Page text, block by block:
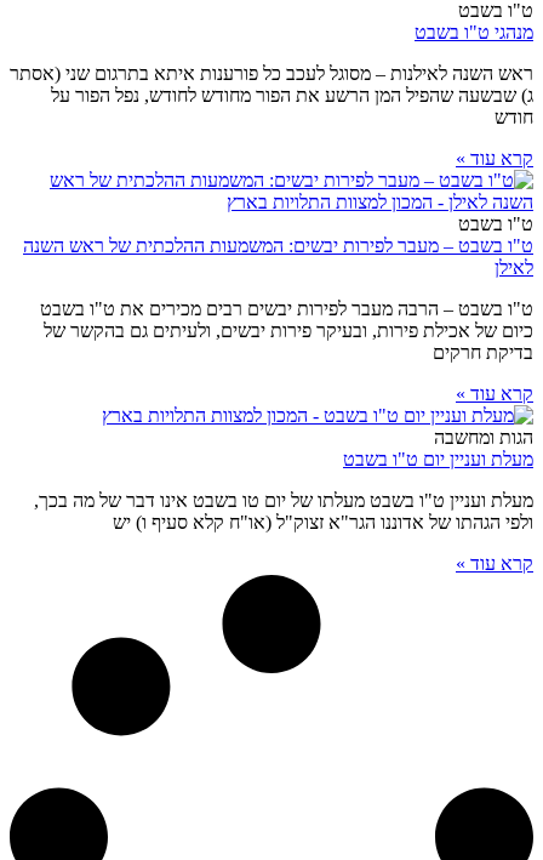
ט"ו בשבט
מנהגי ט"ו בשבט
ראש השנה לאילנות – מסוגל לעכב כל פורענות איתא בתרגום שני (אסתר
ג) שבשעה שהפיל המן הרשע את הפור מחודש לחודש, נפל הפור על
חודש
קרא עוד »
ט"ו בשבט
ט"ו בשבט – מעבר לפירות יבשים: המשמעות ההלכתית של ראש השנה
לאילן
ט"ו בשבט – הרבה מעבר לפירות יבשים רבים מכירים את ט"ו בשבט
כיום של אכילת פירות, ובעיקר פירות יבשים, ולעיתים גם בהקשר של
בדיקת חרקים
קרא עוד »
הגות ומחשבה
מעלת ועניין יום ט"ו בשבט
מעלת ועניין ט"ו בשבט מעלתו של יום טו בשבט אינו דבר של מה בכך,
ולפי הגהתו של אדוננו הגר"א זצוק"ל (או"ח קלא סעיף ו) יש
קרא עוד »